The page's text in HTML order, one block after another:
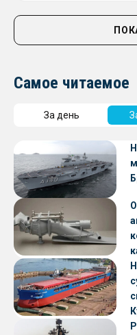
Самое читаемое
За день